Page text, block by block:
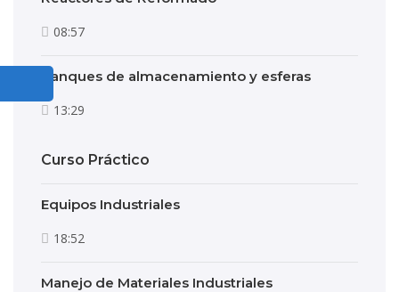
08:57
Tanques de almacenamiento y esferas
13:29
Curso Práctico
Equipos Industriales
18:52
Manejo de Materiales Industriales